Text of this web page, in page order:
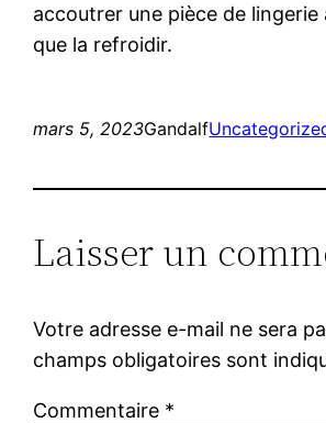
accoutrer une pièce de lingerie
que la refroidir.
mars 5, 2023Gandalf
Laisser un
Votre adresse e-mail ne sera
champs obligatoires sont
Commentaire *